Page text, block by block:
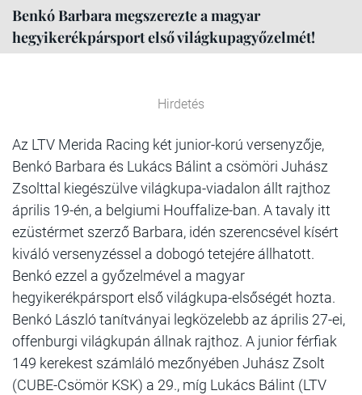
Benkó Barbara megszerezte a magyar
hegyikerékpársport első világkupagyőzelmét!
Hirdetés
Az LTV Merida Racing két junior-korú versenyzője,
Benkó Barbara és Lukács Bálint a csömöri Juhász
Zsolttal kiegészülve világkupa-viadalon állt rajthoz
április 19-én, a belgiumi Houffalize-ban. A tavaly itt
ezüstérmet szerző Barbara, idén szerencsével kísért
kiváló versenyzéssel a dobogó tetejére állhatott.
Benkó ezzel a győzelmével a magyar
hegyikerékpársport első világkupa-elsőségét hozta.
Benkó László tanítványai legközelebb az április 27-ei,
offenburgi világkupán állnak rajthoz. A junior férfiak
149 kerekest számláló mezőnyében Juhász Zsolt
(CUBE-Csömör KSK) a 29., míg Lukács Bálint (LTV